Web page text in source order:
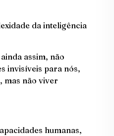
da inteligência
assim, não
invisíveis para nós,
mas não viver
humanas,